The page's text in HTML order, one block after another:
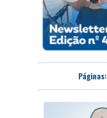
Páginas: